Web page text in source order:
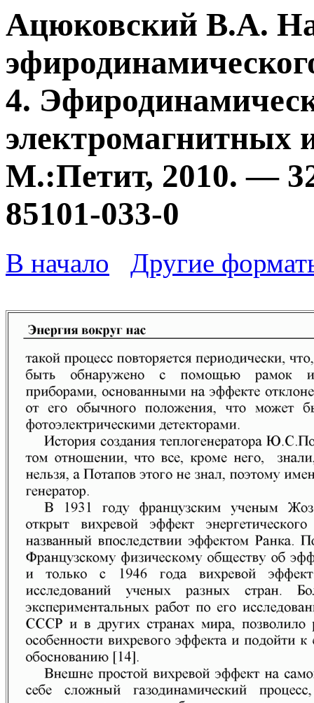
Ацюковский В.А.
4.
электромагнитных
М.:Петит, 2010. —
85101-033-0
В начало Другие